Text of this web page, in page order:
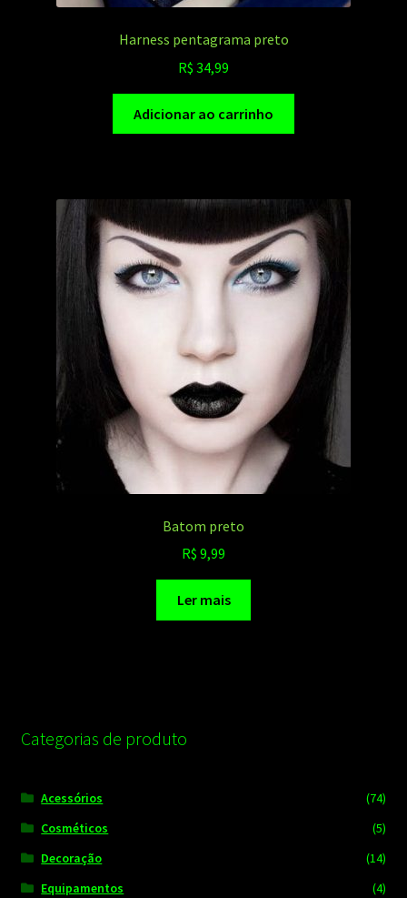
Harness pentagrama preto
R$ 34,99
Adicionar ao carrinho
Batom preto
R$ 9,99
Ler mais
Categorias de produto
Acessórios
(74)
Cosméticos
(5)
Decoração
(14)
Equipamentos
(4)